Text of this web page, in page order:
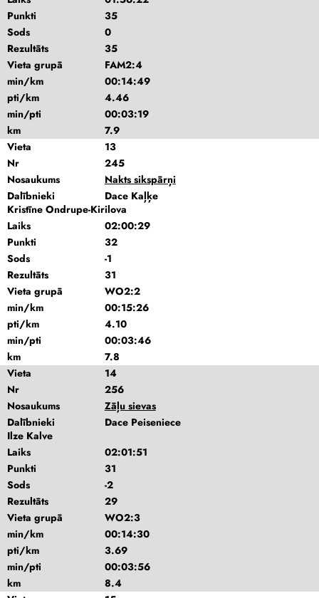
Punkti
35
Sods
0
Rezultāts
35
Vieta grupā
FAM2:4
min/km
00:14:49
pti/km
4.46
min/pti
00:03:19
km
7.9
Vieta
13
Nr
245
Nosaukums
Nakts sikspārņi
Dalībnieki
Dace Kaļķe
Kristīne Ondrupe-Kirilova
Laiks
02:00:29
Punkti
32
Sods
-1
Rezultāts
31
Vieta grupā
WO2:2
min/km
00:15:26
pti/km
4.10
min/pti
00:03:46
km
7.8
Vieta
14
Nr
256
Nosaukums
Zāļu sievas
Dalībnieki
Dace Peiseniece
Ilze Kalve
Laiks
02:01:51
Punkti
31
Sods
-2
Rezultāts
29
Vieta grupā
WO2:3
min/km
00:14:30
pti/km
3.69
min/pti
00:03:56
km
8.4